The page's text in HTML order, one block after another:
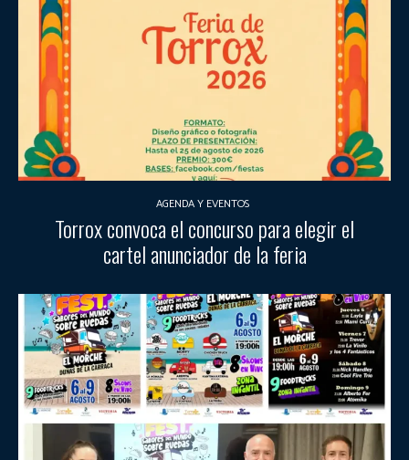
AGENDA Y EVENTOS
Torrox convoca el concurso para elegir el
cartel anunciador de la feria